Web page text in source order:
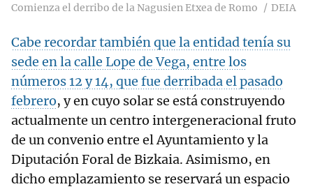
Comienza el derribo de la Nagusien Etxea de Romo DEIA
Cabe recordar también que la entidad tenía su
sede en la calle Lope de Vega, entre los
números 12 y 14, que fue derribada el pasado
febrero, y en cuyo solar se está construyendo
actualmente un centro intergeneracional fruto
de un convenio entre el Ayuntamiento y la
Diputación Foral de Bizkaia. Asimismo, en
dicho emplazamiento se reservará un espacio